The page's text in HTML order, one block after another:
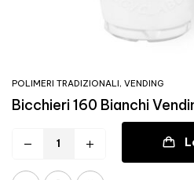
POLIMERI TRADIZIONALI, VENDING
Bicchieri 160 Bianchi